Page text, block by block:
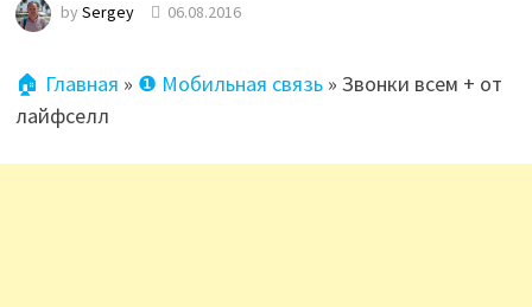
by Sergey 06.08.2016
🏠 Главная » ❶ Мобильная связь» Звонки всем + от
лайфселл